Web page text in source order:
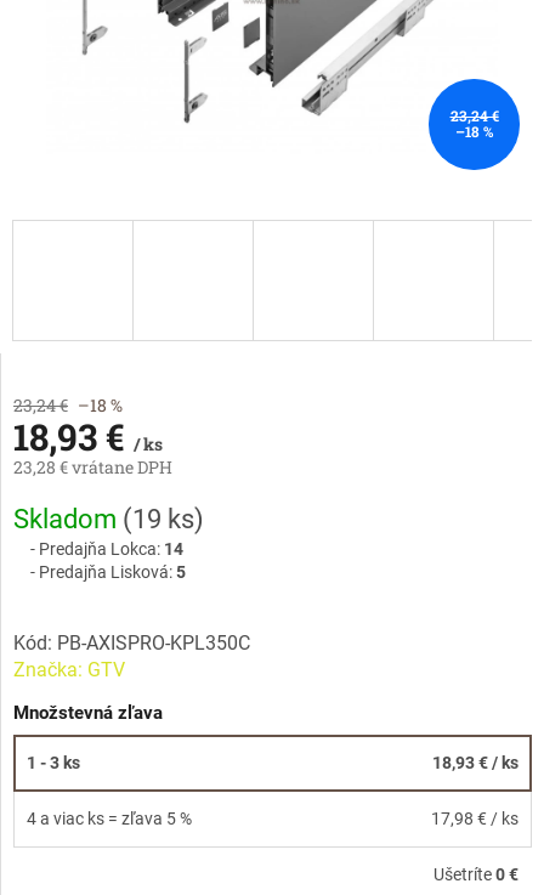
23,24 €
–18 %
23,24 € –18 %
18,93 € / ks
23,28 € vrátane DPH
Jednotková
cena:
Skladom (19 ks)
Predajňa Lokca: 14
Predajňa Lisková:5
Kód: PB-AXISPRO-KPL350C
Značka: GTV
Množstevná zľava
1 - 3 ks 18,93 €/ ks
4 a viac ks = zľava 5 % 17,98 € / ks
Ušetríte0 €